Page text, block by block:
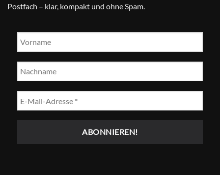
Postfach – klar, kompakt und ohne Spam.